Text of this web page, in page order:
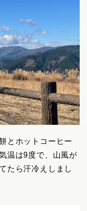
とホットコーヒー
温は9度で、山風が
たら汗冷えしまし